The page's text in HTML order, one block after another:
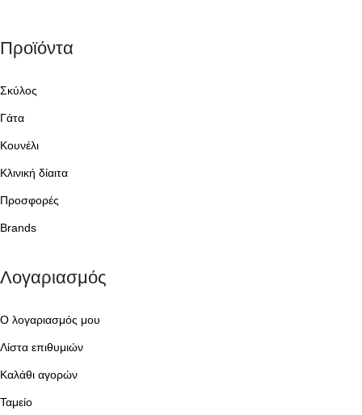
Προϊόντα
Σκύλος
Γάτα
Κουνέλι
Κλινική δίαιτα
Προσφορές
Brands
Λογαριασμός
Ο λογαριασμός μου
Λίστα επιθυμιών
Καλάθι αγορών
Ταμείο